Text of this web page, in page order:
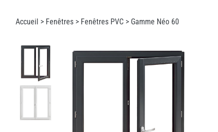
Accueil > Fenêtres > Fenêtres PVC > Gamme Néo 60